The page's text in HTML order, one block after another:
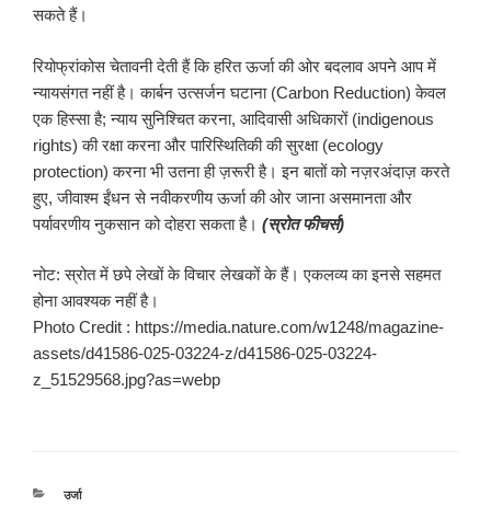
सकते हैं।
रियोफ्रांकोस चेतावनी देती हैं कि हरित ऊर्जा की ओर बदलाव अपने आप में
न्यायसंगत नहीं है। कार्बन उत्सर्जन घटाना (Carbon Reduction) केवल
एक हिस्सा है; न्याय सुनिश्चित करना, आदिवासी अधिकारों (indigenous
rights) की रक्षा करना और पारिस्थितिकी की सुरक्षा (ecology
protection) करना भी उतना ही ज़रूरी है। इन बातों को नज़रअंदाज़ करते
हुए, जीवाश्म ईंधन से नवीकरणीय ऊर्जा की ओर जाना असमानता और
पर्यावरणीय नुकसान को दोहरा सकता है। (स्रोत फीचर्स)
नोट: स्रोत में छपे लेखों के विचार लेखकों के हैं। एकलव्य का इनसे सहमत
होना आवश्यक नहीं है।
Photo Credit : https://media.nature.com/w1248/magazine-
assets/d41586-025-03224-z/d41586-025-03224-
z_51529568.jpg?as=webp
श्रेणियाँ
उर्जा